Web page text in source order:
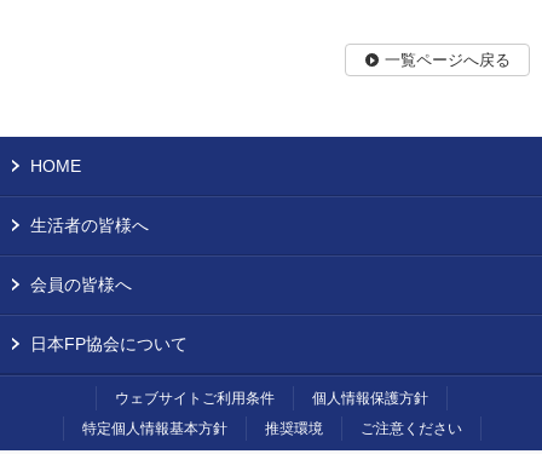
一覧ページへ戻る
HOME
生活者の皆様へ
会員の皆様へ
日本FP協会について
ウェブサイトご利用条件
個人情報保護方針
特定個人情報基本方針
推奨環境 ご注意ください